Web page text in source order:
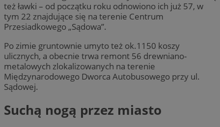
też ławki – od początku roku odnowiono ich już 57, w
tym 22 znajdujące się na terenie Centrum
Przesiadkowego „Sądowa”.
Po zimie gruntownie umyto też ok.1150 koszy
ulicznych, a obecnie trwa remont 56 drewniano-
metalowych zlokalizowanych na terenie
Międzynarodowego Dworca Autobusowego przy ul.
Sądowej.
Suchą nogą przez miasto